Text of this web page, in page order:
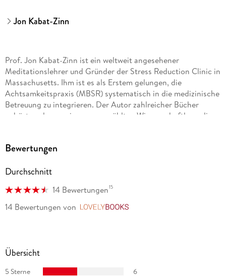
Jon Kabat-Zinn
Prof. Jon Kabat-Zinn ist ein weltweit angesehener
Meditationslehrer und Gründer der Stress Reduction Clinic in
Massachusetts. Ihm ist es als Erstem gelungen, die
Achtsamkeitspraxis (MBSR) systematisch in die medizinische
Betreuung zu integrieren. Der Autor zahlreicher Bücher
gehört zu den wenigen ausgewählten Wissenschaftlern, die
Bewertungen
Durchschnitt
14 Bewertungen15
14 Bewertungen von
Übersicht
5 Sterne
6